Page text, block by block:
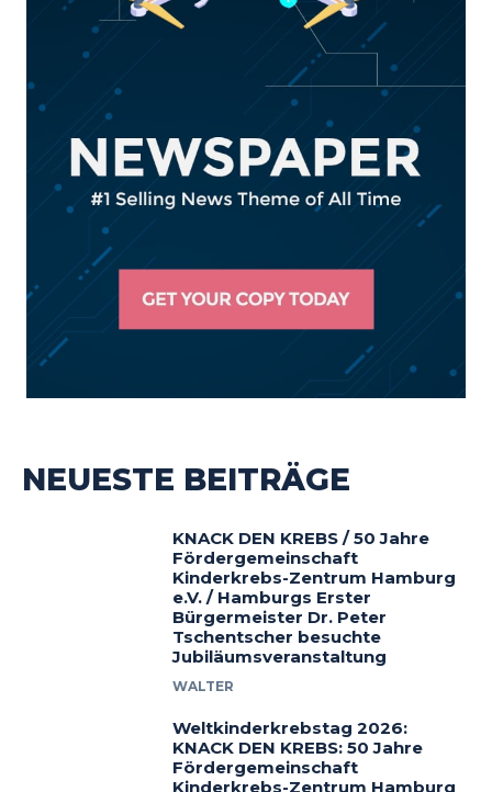
NEUESTE BEITRÄGE
KNACK DEN KREBS / 50 Jahre
Fördergemeinschaft
Kinderkrebs-Zentrum Hamburg
e.V. / Hamburgs Erster
Bürgermeister Dr. Peter
Tschentscher besuchte
Jubiläumsveranstaltung
WALTER
Weltkinderkrebstag 2026:
KNACK DEN KREBS: 50 Jahre
Fördergemeinschaft
Kinderkrebs-Zentrum Hamburg